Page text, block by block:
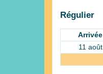
Régulier
Arrivée
11 août